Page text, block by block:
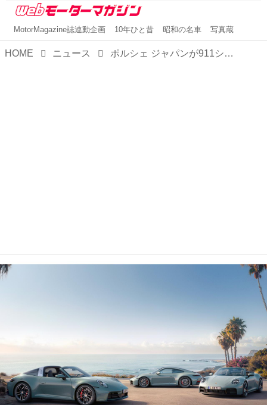
MotorMagazine誌連動企画 10年ひと昔 昭和の名車 写真蔵
HOME ニュース ポルシェ ジャパンが911シリーズの新たな3モデルを発表。予約受注を開始